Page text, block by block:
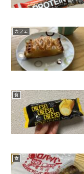
カフェ
食
食